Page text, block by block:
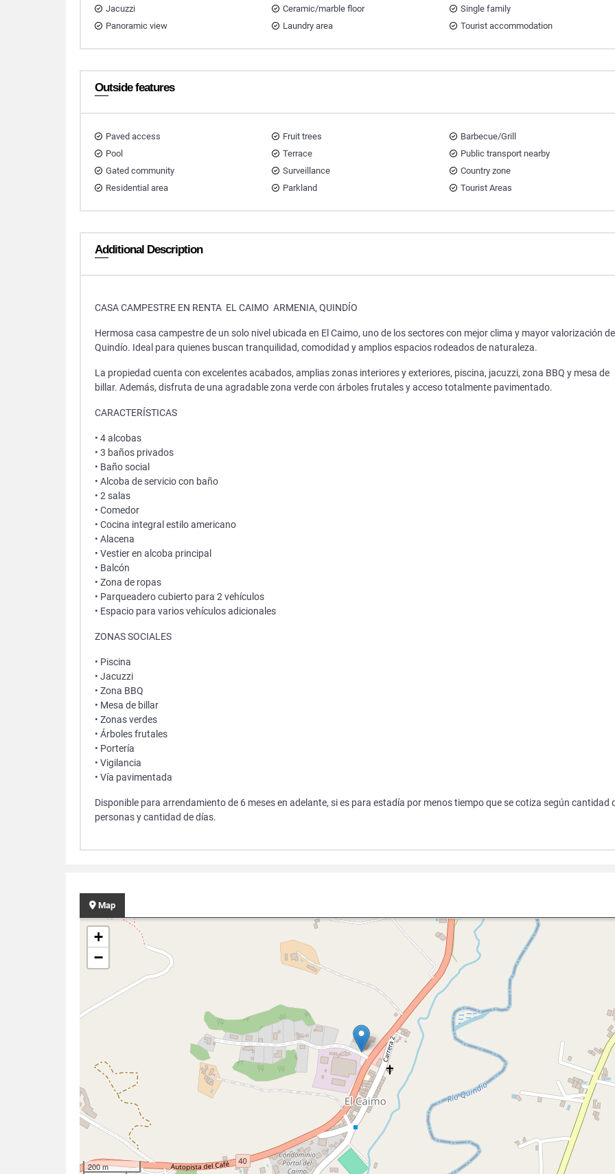
Jacuzzi
Ceramic/marble floor
Single family
Panoramic view
Laundry area Tourist accommodation
Outside features
Paved access Fruit trees
Barbecue/Grill
Pool
Terrace
Public transport nearby
Gated community
Surveillance
Country zone
Residential area
Parkland Tourist Areas
Additional Description
CASA CAMPESTRE EN RENTA EL CAIMO ARMENIA, QUINDÍO
Hermosa casa campestre de un solo nivel ubicada en El Caimo, uno de los sectores con mejor clima y mayor valorización
Quindío. Ideal para quienes buscan tranquilidad, comodidad y amplios espacios rodeados de naturaleza.
La propiedad cuenta con excelentes acabados, amplias zonas interiores y exteriores, piscina, jacuzzi, zona BBQ y mesa de
billar. Además, disfruta de una agradable zona verde con árboles frutales y acceso totalmente pavimentado.
CARACTERÍSTICAS
• 4 alcobas
• 3 baños privados
• Baño social
• Alcoba de servicio con baño
• 2 salas
• Comedor
• Cocina integral estilo americano
• Alacena
• Vestier en alcoba principal
• Balcón
• Zona de ropas
• Parqueadero cubierto para 2 vehículos
• Espacio para varios vehículos adicionales
ZONAS SOCIALES
• Piscina
• Jacuzzi
• Zona BBQ
• Mesa de billar
• Zonas verdes
• Árboles frutales
• Portería
• Vigilancia
• Vía pavimentada
Disponible para arrendamiento de 6 meses en adelante, si es para estadía por menos tiempo que se cotiza según cantidad
personas y cantidad de días.
Map
+
−
200 m